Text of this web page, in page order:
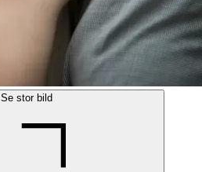
Se stor bild